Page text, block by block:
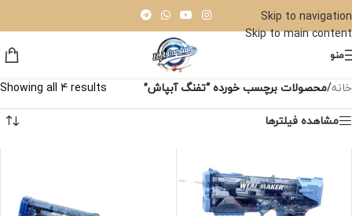
Skip to navigation
Skip to main content
منو
خانه/محصولات برچسب خورده “تفنگ آبپاش”
Showing all 4 results
مشاهده فیلترها